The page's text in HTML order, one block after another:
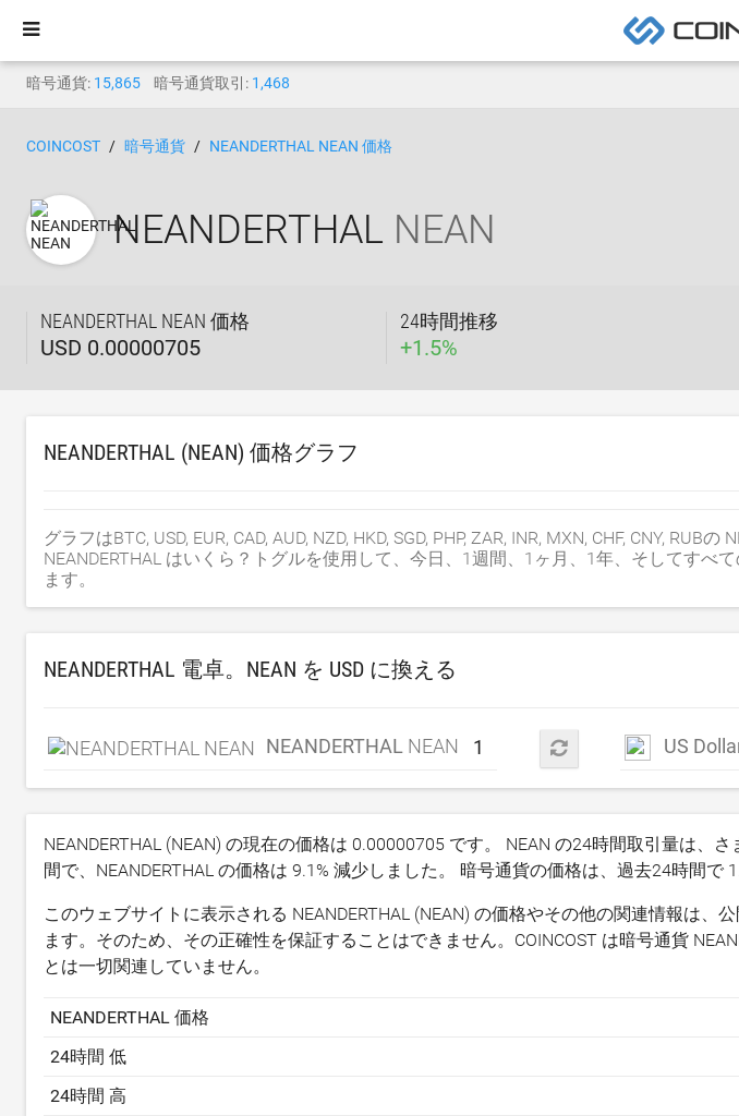
暗号通貨: 15,865 暗号通貨取引: 1,468
COINCOST 暗号通貨 NEANDERTHAL NEAN 価格
NEANDERTHAL NEAN
NEANDERTHAL NEAN 価格
USD 0.00000705
24時間推移
+1.5%
NEANDERTHAL (NEAN) 価格グラフ
グラフはBTC, USD, EUR, CAD, AUD, NZD, HKD, SGD, PHP, ZAR, INR, MXN, CHF, CNY, RUB
NEANDERTHAL はいくら？トグルを使用して、今日、1週間、1ヶ月、1年、そしてすべ
ます。
NEANDERTHAL 電卓。NEAN を USD に換える
NEANDERTHAL NEAN US
NEANDERTHAL (NEAN) の現在の価格は 0.00000705 です。 NEAN の24時間取引量は、
間で、NEANDERTHAL の価格は 9.1% 減少しました。 暗号通貨の価格は、過去24時間で
このウェブサイトに表示される NEANDERTHAL (NEAN) の価格やその他の関連情報は、
ます。そのため、その正確性を保証することはできません。COINCOST は暗号通貨
とは一切関連していません。
NEANDERTHAL 価格
24時間 低
24時間 高